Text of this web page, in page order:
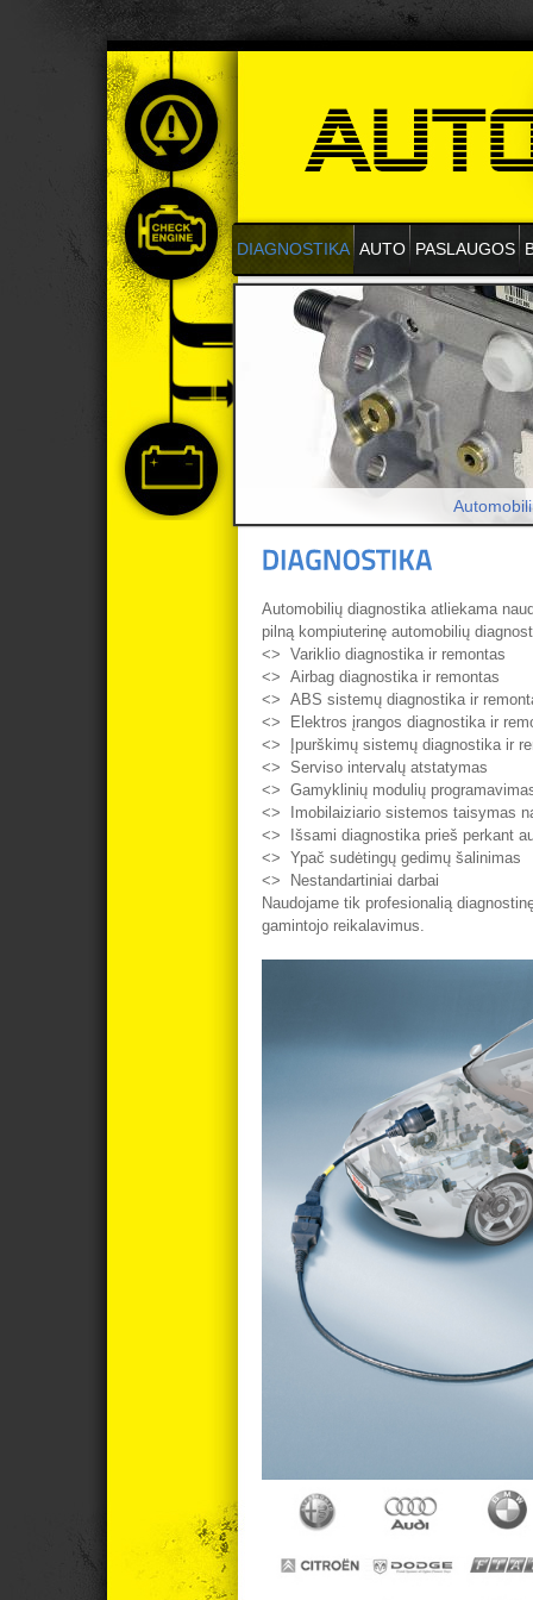
DIAGNOSTIKA AUTO PASLAUGOS
Automobilių diagnostika atliekama
pilną kompiuterinę automobilių
<> Variklio diagnostika ir remontas
<> Airbag diagnostika ir remontas
<> ABS sistemų diagnostika ir
<> Elektros įrangos diagnostika ir
<> Įpurškimų sistemų diagnostika ir
<> Serviso intervalų atstatymas
<> Gamyklinių modulių
<> Imobilaiziario sistemos taisymas
<> Išsami diagnostika prieš perkant
<> Ypač sudėtingų gedimų šalinimas
<> Nestandartiniai darbai
Naudojame tik profesionalią
gamintojo reikalavimus.